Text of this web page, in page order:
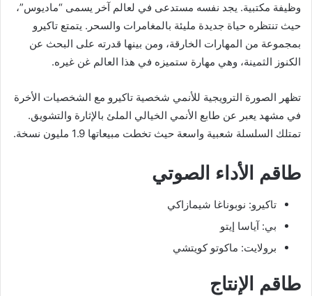
وظيفة مكتبية. يجد نفسه مستدعى في لعالم آخر يسمى “ماديوس”،
حيث تنتظره حياة جديدة مليئة بالمغامرات والسحر. يتمتع تاكيرو
بمجموعة من المهارات الخارقة، ومن بينها قدرته على البحث عن
الكنوز الثمينة، وهي مهارة ستميزه في هذا العالم غن غيره.
تظهر الصورة الترويجية للأنمي شخصية تاكيرو مع الشخصيات الأخرة
في مشهد يعبر عن طابع الأنمي الخيالي الملئ بالإثارة والتشويق.
تمتلك السلسلة شعبية واسعة حيث تخطت مبيعاتها 1.9 مليون نسخة.
طاقم الأداء الصوتي
تاكيرو: نوبوناغا شيمازاكي
بي: آياسا إيتو
برولايت: ماكوتو كويتشي
طاقم الإنتاج